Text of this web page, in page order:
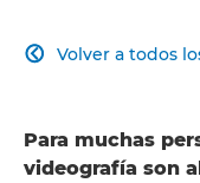
Volver a todos

Para muchas
videografía son